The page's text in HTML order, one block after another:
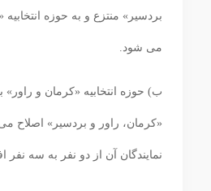
بردسیر» منتزع و به حوزه
می‏ شود.
ب) حوزه انتخابیه «کرمان و راور»
«کرمان، راور و بردسیر» اصلاح
نمایندگان آن از دو نفر به سه نفر